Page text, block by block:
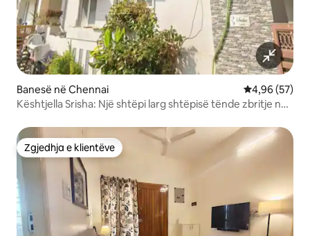
Banesë në Chennai Vlerësimi
4,96 (57)
Kështjella Srisha: Një shtëpi larg shtëpisë tënde zbritje nga
Zgjedhja e klientëve
Zgjedhja e klientëve